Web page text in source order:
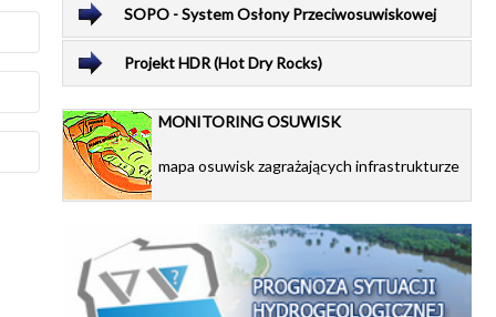
SOPO - System Osłony Przeciwosuwiskowej
Projekt HDR (Hot Dry Rocks)
MONITORING OSUWISK
mapa osuwisk zagrażających infrastrukturze